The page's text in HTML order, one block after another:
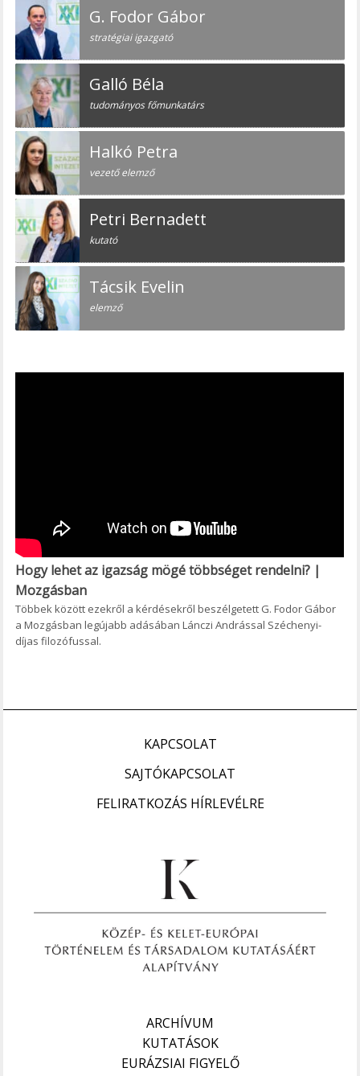
G. Fodor Gábor
stratégiai igazgató
Galló Béla
tudományos főmunkatárs
Halkó Petra
vezető elemző
Petri Bernadett
kutató
Tácsik Evelin
elemző
Hogy lehet az igazság mögé többséget rendelni? |
Mozgásban
Többek között ezekről a kérdésekről beszélgetett G. Fodor Gábor
a Mozgásban legújabb adásában Lánczi Andrással Széchenyi-
díjas filozófussal.
KAPCSOLAT
SAJTÓKAPCSOLAT
FELIRATKOZÁS HÍRLEVÉLRE
ARCHÍVUM
KUTATÁSOK
EURÁZSIAI FIGYELŐ